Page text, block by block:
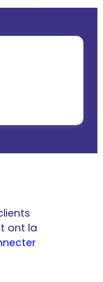
ont la